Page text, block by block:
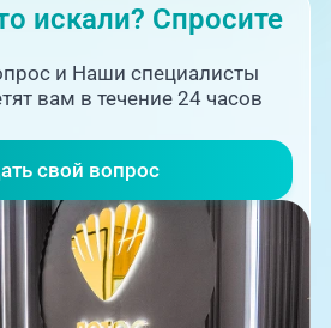
искали? Спросите
и Наши специалисты
вам в течение 24 часов
свой вопрос